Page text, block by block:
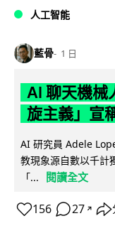
人工智能
藍骨 1 日
AI 聊天機
旋主義」宣
AI 研究員 Adele
教現象源自數以千計
「...
閱讀全文
156 27 ↗